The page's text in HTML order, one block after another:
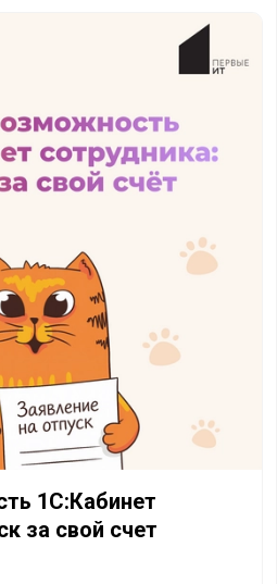
сотрудника: отпуск за
1С:Кабинет
за свой счет